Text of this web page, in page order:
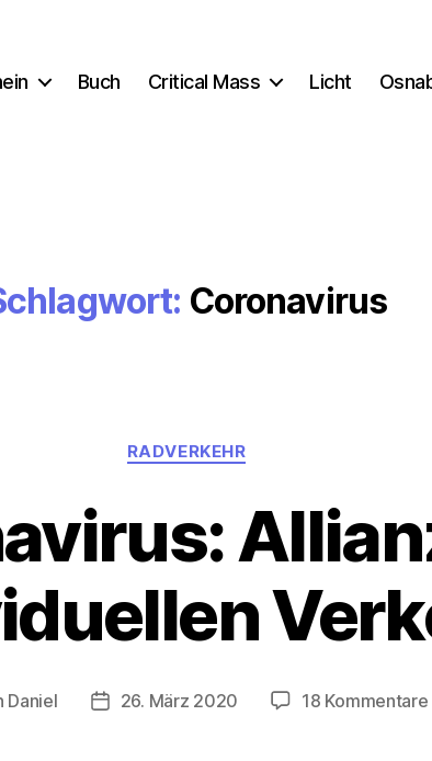
Buch Critical Mass Licht
Coronavirus
Kategorien
RADVERKEHR
Daniel Beitragsdatum
26. März 2020 18 Kommentare